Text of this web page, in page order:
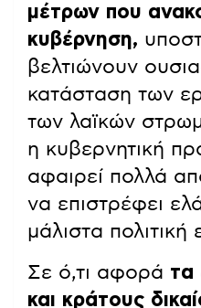
μέτρων που
κυβέρνηση,
βελτιώνουν
κατάσταση των
των λαϊκών
η κυβερνητική
αφαιρεί πολλά
να επιστρέφει
μάλιστα
Σε ό,τι αφορά τα
και κράτους